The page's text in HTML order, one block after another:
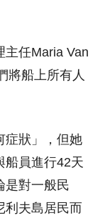
主任Maria Van
將船上所有人
症狀」，但她
船員進行42天
是對一般民
利夫島居民而